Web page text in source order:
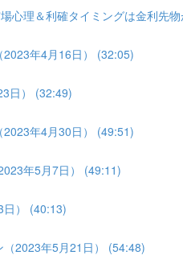
心理＆利確タイミングは金利先
年4月16日） (32:05)
日） (32:49)
年4月30日） (49:51)
年5月7日） (49:11)
日） (40:13)
2023年5月21日） (54:48)